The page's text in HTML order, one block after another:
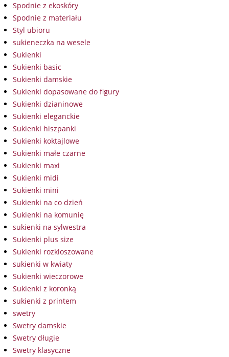
Spodnie z ekoskóry
Spodnie z materiału
Styl ubioru
sukieneczka na wesele
Sukienki
Sukienki basic
Sukienki damskie
Sukienki dopasowane do figury
Sukienki dzianinowe
Sukienki eleganckie
Sukienki hiszpanki
Sukienki koktajlowe
Sukienki małe czarne
Sukienki maxi
Sukienki midi
Sukienki mini
Sukienki na co dzień
Sukienki na komunię
sukienki na sylwestra
Sukienki plus size
Sukienki rozkloszowane
sukienki w kwiaty
Sukienki wieczorowe
Sukienki z koronką
sukienki z printem
swetry
Swetry damskie
Swetry długie
Swetry klasyczne